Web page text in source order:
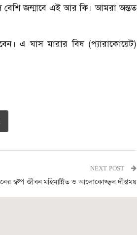
বেশি জন্মাবে এই আর কি। আমরা অন্তত
এ ঘাস মারার বিষ (প্যারাকোয়েট)
NEXT POST
স্বল্প জীবন মহিমান্নিত ও আলোকোজ্জ্বল দীপ্তময়